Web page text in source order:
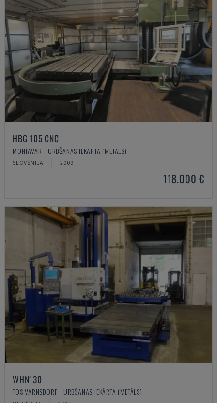
HBG 105 CNC
MONTAVAR - URBŠANAS IEKĀRTA (METĀLS)
SLOVĒNIJA 2009
118.000 €
WHN130
TOS VARNSDORF - URBŠANAS IEKĀRTA (METĀLS)